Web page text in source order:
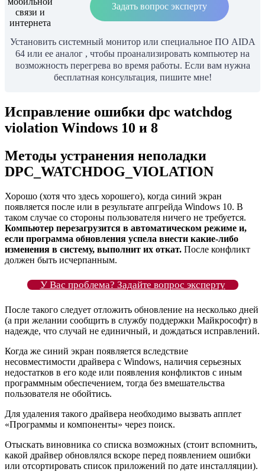
Задать вопрос эксперту
Установить системный монитор или специальное ПО AIDA
64 или ее аналог , чтобы проанализировать компьютер на
возможность перегрева во время работы. Если вам нужна
бесплатная консультация, пишите мне!
Исправление ошибки dpc watchdog
violation Windows 10 и 8
Методы устранения неполадки
DPC_WATCHDOG_VIOLATION
Хорошо (хотя что здесь хорошего), когда синий экран
появляется после или в результате апгрейда Windows 10. В
таком случае со стороны пользователя ничего не требуется.
Компьютер перезагрузится в автоматическом режиме и,
если программа обновления успела внести какие-либо
изменения в систему, выполнит их откат. После конфликт
должен быть исчерпанным.
У Вас проблема? Задайте вопрос эксперту
После такого следует отложить обновление на несколько дней
(а при желании сообщить в службу поддержки Майкрософт) в
надежде, что случай не единичный, и дождаться исправлений.
Когда же синий экран появляется вследствие
несовместимости драйвера с Windows, наличия серьезных
недостатков в его коде или появления конфликтов с иным
программным обеспечением, тогда без вмешательства
пользователя не обойтись.
Для удаления такого драйвера необходимо вызвать апплет
«Программы и компоненты» через поиск.
Отыскать виновника со списка возможных (стоит вспомнить,
какой драйвер обновлялся вскоре перед появлением ошибки
или отсортировать список приложений по дате инсталляции).